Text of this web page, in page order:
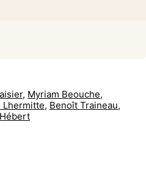
, Myriam Beouche,
Lhermitte, Benoît Traineau,